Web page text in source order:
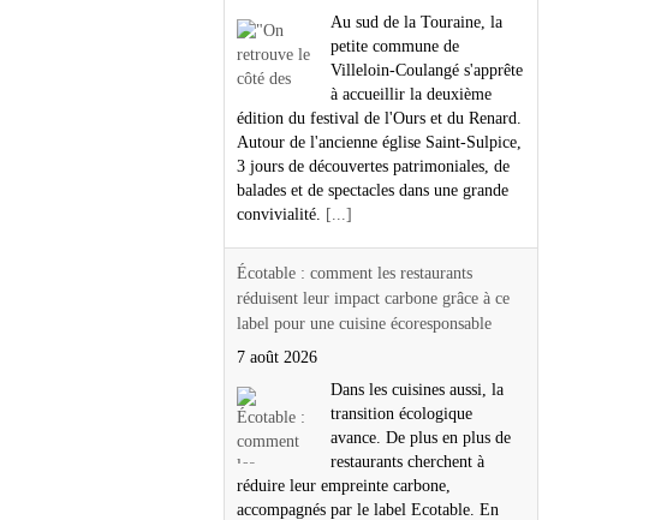
Au sud de la Touraine, la
petite commune de
Villeloin-Coulangé s'apprête
à accueillir la deuxième
édition du festival de l'Ours et du Renard.
Autour de l'ancienne église Saint-Sulpice,
3 jours de découvertes patrimoniales, de
balades et de spectacles dans une grande
convivialité.
[...]
Écotable : comment les restaurants
réduisent leur impact carbone grâce à ce
label pour une cuisine écoresponsable
7 août 2026
Dans les cuisines aussi, la
transition écologique
avance. De plus en plus de
restaurants cherchent à
réduire leur empreinte carbone,
accompagnés par le label Ecotable. En